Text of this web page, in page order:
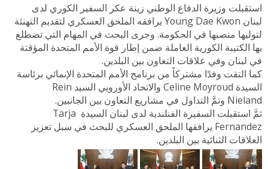
استقبلت وزيرة الدفاع الوطني زينة عكر السفير الكوري لدى
لبنان Young Dae Kwon يرافقه الملحق العسكري لتقديم التهنئة
لتوليها منصبها في الحكومة. وجرى البحث في المهام التي تضطلع
بها الكتيبة الكورية العاملة ضمن إطار قوة الأمم المتحدة المؤقتة
في لبنان وفي علاقات التعاون بين البلدين.
كما التقت وفدًا مشتركاً من برنامج الأمم المتحدة الإنمائي برئاسة
السيدة Celine Moyroud والاتحاد الأوروبي السيد Rein
Nieland وتمَّ التداول في مشاريع التعاون بين الجانبين.
ثمَّ استقبلت السفيرة الفنلندية لدى لبنان السيدة Tarja
Fernandez يرافقها الملحق العسكري للبحث في سبل تعزيز
العلاقات الثنائية بين البلدين.